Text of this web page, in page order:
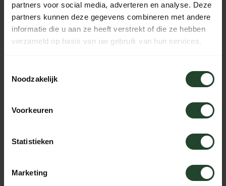
partners voor social media, adverteren en analyse. Deze
partners kunnen deze gegevens combineren met andere
informatie die u aan ze heeft verstrekt of die ze hebben
verzameld op basis van uw gebruik van hun services.
Noodzakelijk
Voorkeuren
Statistieken
Marketing
Peltonen Knives M07
Ranger Puukko mes
met Lederen schede
Niet op voorraad
Peltonen Knives M07
Ranger Puukko mes
Zwart met Lederen
-9%